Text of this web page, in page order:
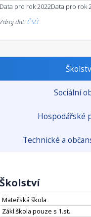
Data pro rok 2022Data pro rok
Zdroj dat: ČSÚ
Sociální
Hospodářské
Technické a
Školství
Mateřská škola
Zákl.škola pouze s 1.st.